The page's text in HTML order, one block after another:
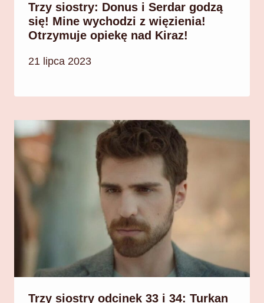
Trzy siostry: Donus i Serdar godzą
się! Mine wychodzi z więzienia!
Otrzymuje opiekę nad Kiraz!
21 lipca 2023
Trzy siostry odcinek 33 i 34: Turkan